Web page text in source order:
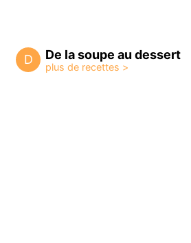
D De la soupe au dessert